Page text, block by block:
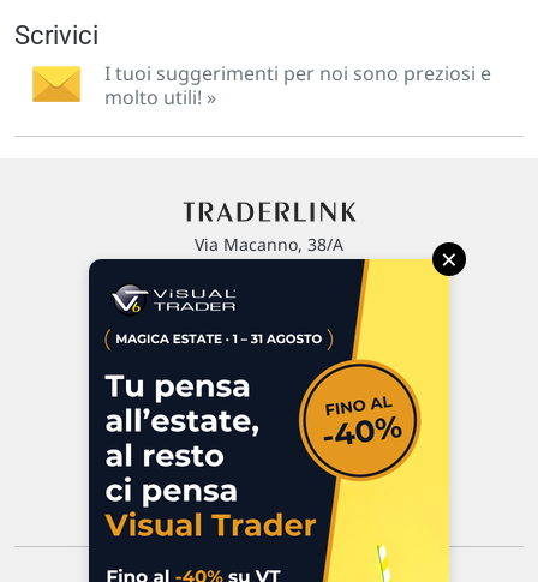
Scrivici
I tuoi suggerimenti per noi sono preziosi e
molto utili! »
Via Macanno, 38/A
P.IVA 02 452 460 401
Commenti e segnalazioni
Contattaci
×